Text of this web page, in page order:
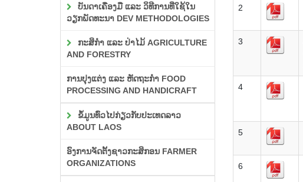
ບັນດາເຄື່ອງມື ແລະ ວິທີການທີ່ໃຊ້ໃນ
ວຽກພັດທະນາ DEV METHODOLOGIES
ກະສິກຳ ແລະ ປ່າໄມ້ AGRICULTURE
AND FORESTRY
ການປຸງແຕ່ງ ແລະ ຫັດຖະກຳ FOOD
PROCESSING AND HANDICRAFT
ຂໍ້ມູນທົ່ວໄປກ່ຽວກັບປະເທດລາວ
ABOUT LAOS
ອົງການຈັດຕັ້ງຊາວກະສິກອນ FARMER
ORGANIZATIONS
2
3
4
5
6